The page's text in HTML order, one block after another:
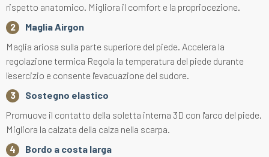
rispetto anatomico. Migliora il comfort e la propriocezione.
Maglia Airgon
Maglia ariosa sulla parte superiore del piede. Accelera la
regolazione termica Regola la temperatura del piede durante
l'esercizio e consente l'evacuazione del sudore.
Sostegno elastico
Promuove il contatto della soletta interna 3D con l'arco del piede.
Migliora la calzata della calza nella scarpa.
Bordo a costa larga